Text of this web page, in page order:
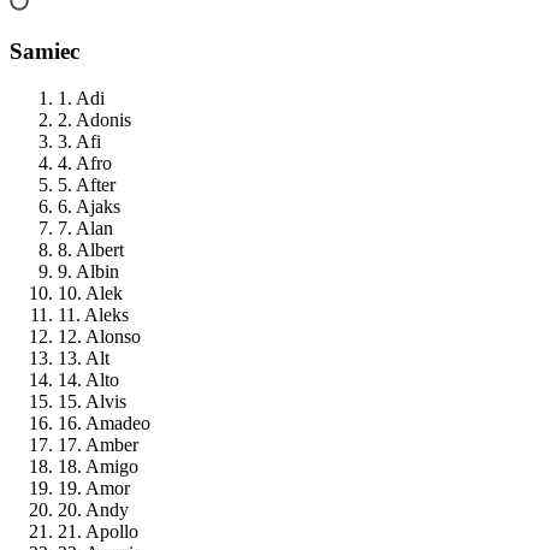
Samiec
1. Adi
2. Adonis
3. Afi
4. Afro
5. After
6. Ajaks
7. Alan
8. Albert
9. Albin
10. Alek
11. Aleks
12. Alonso
13. Alt
14. Alto
15. Alvis
16. Amadeo
17. Amber
18. Amigo
19. Amor
20. Andy
21. Apollo